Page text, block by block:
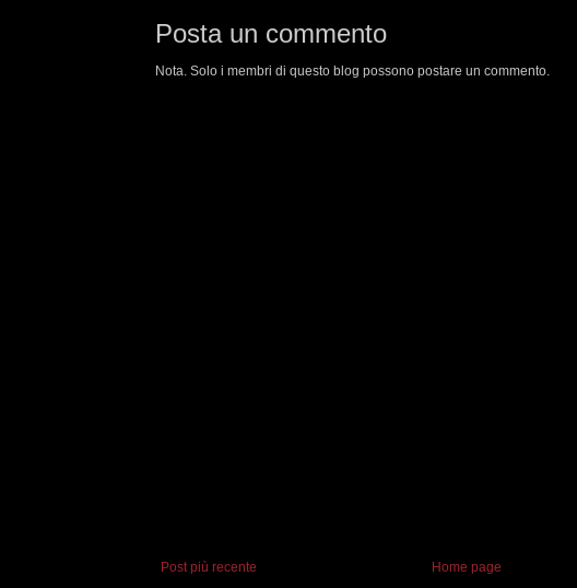
Posta un commento
Nota. Solo i membri di questo blog possono postare un commento.
Post più recente Home page